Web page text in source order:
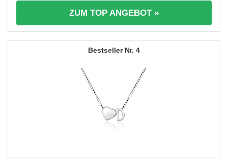
ZUM TOP ANGEBOT »
4